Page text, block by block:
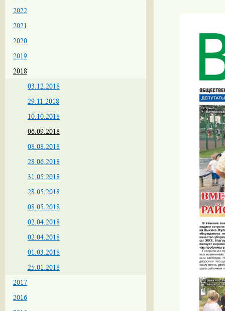
2022
2021
2020
2019
2018
03.12.2018
29.11.2018
10.10.2018
06.09.2018
08.08.2018
28.06.2018
31.05.2018
28.05.2018
08.05.2018
02.04.2018
02.04.2018
01.03.2018
25.01.2018
2017
2016